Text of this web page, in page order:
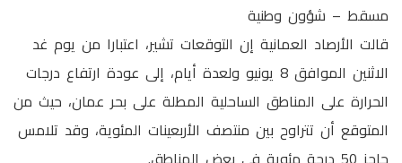
مسقط – شؤون وطنية
قالت الأرصاد العمانية إن التوقعات تشير، اعتبارا من يوم غد
الاثنين الموافق 8 يونيو ولعدة أيام، إلى عودة ارتفاع درجات
الحرارة على المناطق الساحلية المطلة على بحر عمان، حيث من
المتوقع أن تتراوح بين منتصف الأربعينات المئوية، وقد تلامس